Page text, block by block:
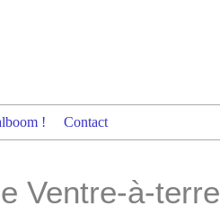
! Contact
Ventre-à-terre